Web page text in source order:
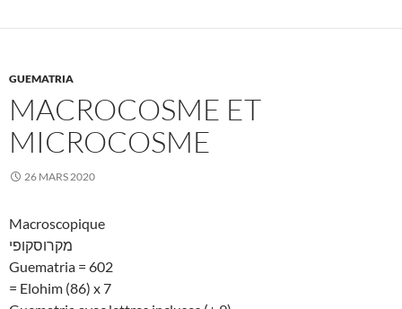
GUEMATRIA
MACROCOSME ET
MICROCOSME
26 MARS 2020
Macroscopique
מקרוסקופי
Guematria = 602
= Elohim (86) x 7